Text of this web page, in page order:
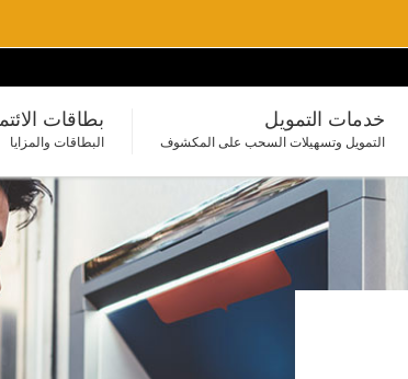
خدمات التمويل
التمويل وتسهيلات السحب على المكشوف
بطاقات
البطاقات والمزايا